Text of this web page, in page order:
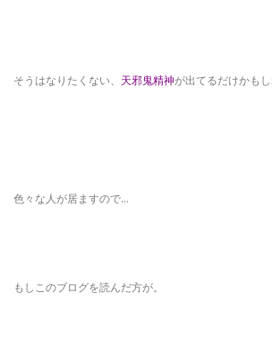
そうはなりたくない、 天邪鬼精神が出てるだけかも
色々な人が居ますので…
もしこのブログを読んだ方が。